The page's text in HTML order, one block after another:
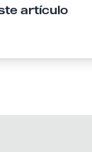
artículo